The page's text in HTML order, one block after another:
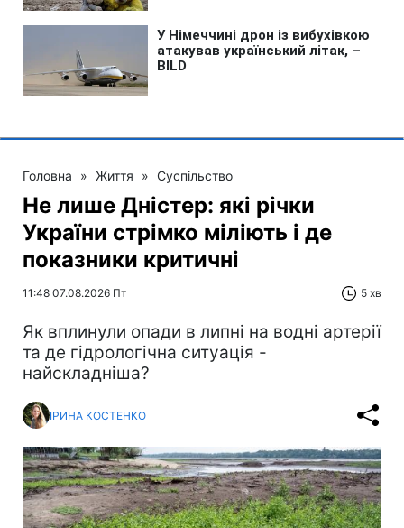
Головна » Життя » Суспільство
Не лише Дністер: які річки
України стрімко міліють і де
показники критичні
11:48 07.08.2026 Пт 5 хв
Як вплинули опади в липні на водні артерії
та де гідрологічна ситуація -
найскладніша?
ІРИНА КОСТЕНКО